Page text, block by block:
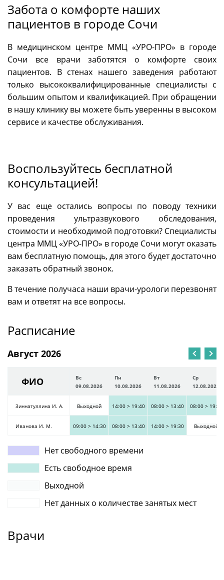
Забота о комфорте наших
пациентов в городе Сочи
В медицинском центре ММЦ «УРО-ПРО» в городе
Сочи все врачи заботятся о комфорте своих
пациентов. В стенах нашего заведения работают
только высококвалифицированные специалисты с
большим опытом и квалификацией. При обращении
в нашу клинику вы можете быть уверенны в высоком
сервисе и качестве обслуживания.
Воспользуйтесь бесплатной
консультацией!
У вас еще остались вопросы по поводу техники
проведения ультразвукового обследования,
стоимости и необходимой подготовки? Специалисты
центра ММЦ «УРО-ПРО» в городе Сочи могут оказать
вам бесплатную помощь, для этого будет достаточно
заказать обратный звонок.
В течение получаса наши врачи-урологи перезвонят
вам и ответят на все вопросы.
Расписание
Август 2026
ФИО
Вс
09.08.2026
Пн
10.08.2026
Вт
11.08.2026
Ср
12.08.2026
Зиннатуллина И. А. Выходной 14:00 > 19:40 08:00 > 13:40 08:00 > 19:30
Иванова И. М. 09:00 > 14:30 08:00 > 13:40 14:00 > 19:30 Выходной
Нет свободного времени
Есть свободное время
Выходной
Нет данных о количестве занятых мест
Врачи